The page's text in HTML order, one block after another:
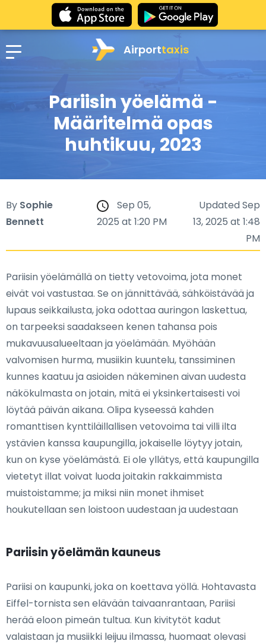
Airporttaxis
Pariisin yöelämä -
Määritelmä opas
huhtikuu, 2023
By Sophie
Bennett
Sep 05,
2025 at 1:20 PM
Updated Sep
13, 2025 at 1:48
PM
Pariisin yöelämällä on tietty vetovoima, jota monet
eivät voi vastustaa. Se on jännittävää, sähköistävää ja
lupaus seikkailusta, joka odottaa auringon laskettua,
on tarpeeksi saadakseen kenen tahansa pois
mukavuusalueeltaan ja yöelämään. Myöhään
valvomisen hurma, musiikin kuuntelu, tanssiminen
kunnes kaatuu ja asioiden näkeminen aivan uudesta
näkökulmasta on jotain, mitä ei yksinkertaisesti voi
löytää päivän aikana. Olipa kyseessä kahden
romanttisen kynttiläillallisen vetovoima tai villi ilta
ystävien kanssa kaupungilla, jokaiselle löytyy jotain,
kun on kyse yöelämästä. Ei ole yllätys, että kaupungilla
vietetyt illat voivat luoda joitakin rakkaimmista
muistoistamme; ja miksi niin monet ihmiset
houkutellaan sen loistoon uudestaan ja uudestaan
Pariisin yöelämän kauneus
Pariisi on kaupunki, joka on koettava yöllä. Hohtavasta
Eiffel-tornista sen elävään taivaanrantaan, Pariisi
herää eloon pimeän tultua. Kun kivitytöt kadut
valaistaan ja musiikki leijuu ilmassa, huomaat olevasi